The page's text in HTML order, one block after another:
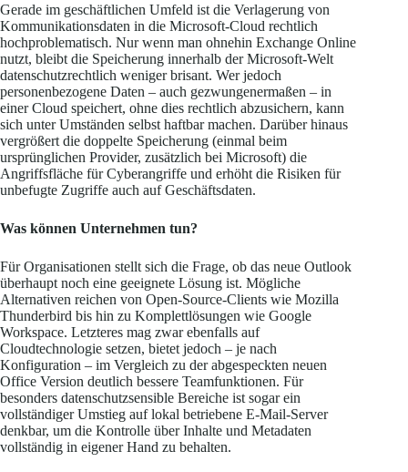
Gerade im geschäftlichen Umfeld ist die Verlagerung von
Kommunikationsdaten in die Microsoft-Cloud rechtlich
hochproblematisch. Nur wenn man ohnehin Exchange Online
nutzt, bleibt die Speicherung innerhalb der Microsoft-Welt
datenschutzrechtlich weniger brisant. Wer jedoch
personenbezogene Daten – auch gezwungenermaßen – in
einer Cloud speichert, ohne dies rechtlich abzusichern, kann
sich unter Umständen selbst haftbar machen. Darüber hinaus
vergrößert die doppelte Speicherung (einmal beim
ursprünglichen Provider, zusätzlich bei Microsoft) die
Angriffsfläche für Cyberangriffe und erhöht die Risiken für
unbefugte Zugriffe auch auf Geschäftsdaten.
Was können Unternehmen tun?
Für Organisationen stellt sich die Frage, ob das neue Outlook
überhaupt noch eine geeignete Lösung ist. Mögliche
Alternativen reichen von Open-Source-Clients wie Mozilla
Thunderbird bis hin zu Komplettlösungen wie Google
Workspace. Letzteres mag zwar ebenfalls auf
Cloudtechnologie setzen, bietet jedoch – je nach
Konfiguration – im Vergleich zu der abgespeckten neuen
Office Version deutlich bessere Teamfunktionen. Für
besonders datenschutzsensible Bereiche ist sogar ein
vollständiger Umstieg auf lokal betriebene E-Mail-Server
denkbar, um die Kontrolle über Inhalte und Metadaten
vollständig in eigener Hand zu behalten.